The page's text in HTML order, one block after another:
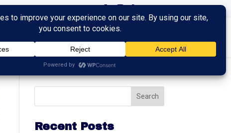
Recent Posts